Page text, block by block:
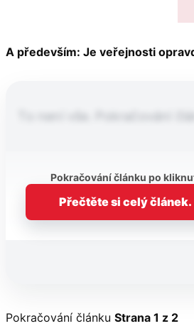
A především: Je veřejnosti
Pokračování článku po
Přečtěte si celý článek.
Pokračování článku Strana 1 z 2